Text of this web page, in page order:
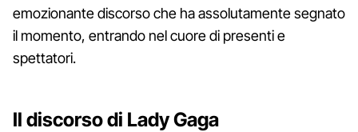
emozionante discorso che ha assolutamente segnato
il momento, entrando nel cuore di presenti e
spettatori.
Il discorso di Lady Gaga